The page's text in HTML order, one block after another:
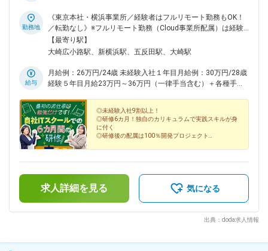
勤務地
《東京本社・横浜事業所／経験者はフルリモート勤務もOK！
／転勤なし》※フルリモート勤務（Cloud事業所配属）は経験
者のみ■本社／東京事業所東京都品川区大崎5-1-11＜アクセス
＞JR山手線「五反田駅」より徒歩4分東急池上線「大崎広小路
－8 日総第16ビル 11階＜アクセス＞JR各線・横浜市営地下鉄
線「新横浜駅」より徒歩7分■Cloud事業所 ※経験者のみの配属
りながら仕事ができます。※受動喫煙対策あり
【最寄り駅】
大崎広小路駅、新横浜駅、五反田駅、大崎駅
給与
月給例：26万円/24歳 未経験入社１年目月給例：30万円/28歳
経験５年目月給23万円～36万円（一律手当含む）＋各種手当
た上で優遇いたします！★6カ月の研修期間中も給与は満額支
給です！
◎未経験入社9割以上！
◎研修6カ月！独自のカリキュラムで実践スキルが身
に付く
◎研修後の配属は100％開発プロジェクト
求人詳細を見る 気になる
出典：doda求人情報